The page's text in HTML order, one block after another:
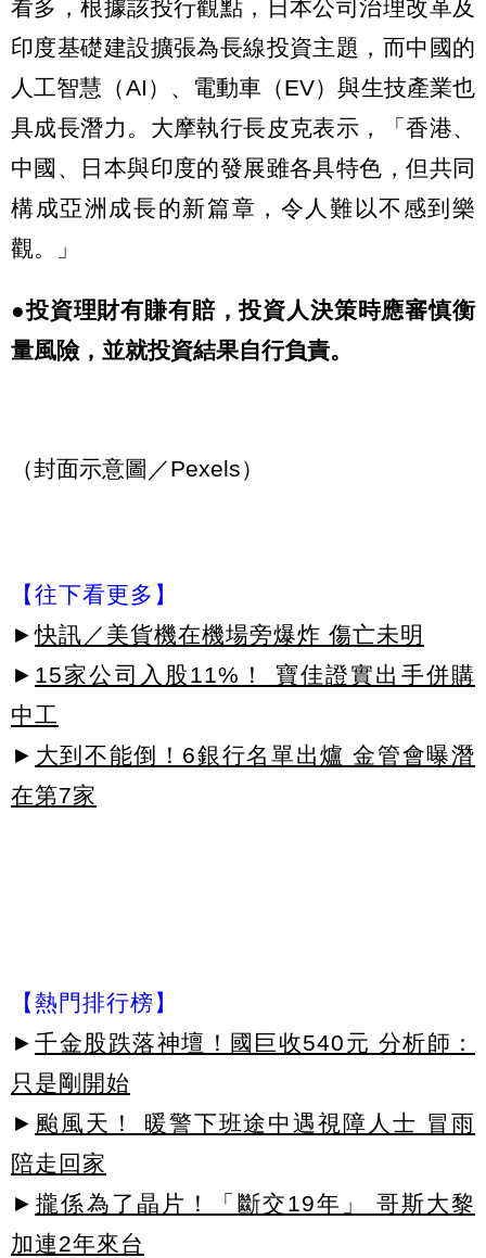
看多，根據該投行觀點，日本公司治理改革及
印度基礎建設擴張為長線投資主題，而中國的
人工智慧（AI）、電動車（EV）與生技產業也
具成長潛力。大摩執行長皮克表示，「香港、
中國、日本與印度的發展雖各具特色，但共同
構成亞洲成長的新篇章，令人難以不感到樂
觀。」
●投資理財有賺有賠，投資人決策時應審慎衡
量風險，並就投資結果自行負責。
（封面示意圖／Pexels）
【往下看更多】
►快訊／美貨機在機場旁爆炸 傷亡未明
► 15家公司入股11%！ 寶佳證實出手併購
中工
► 大到不能倒！6銀行名單出爐 金管會曝潛
在第7家
【熱門排行榜】
► 千金股跌落神壇！國巨收540元 分析師：
只是剛開始
► 颱風天！ 暖警下班途中遇視障人士 冒雨
陪走回家
► 攏係為了晶片！「斷交19年」 哥斯大黎
加連2年來台